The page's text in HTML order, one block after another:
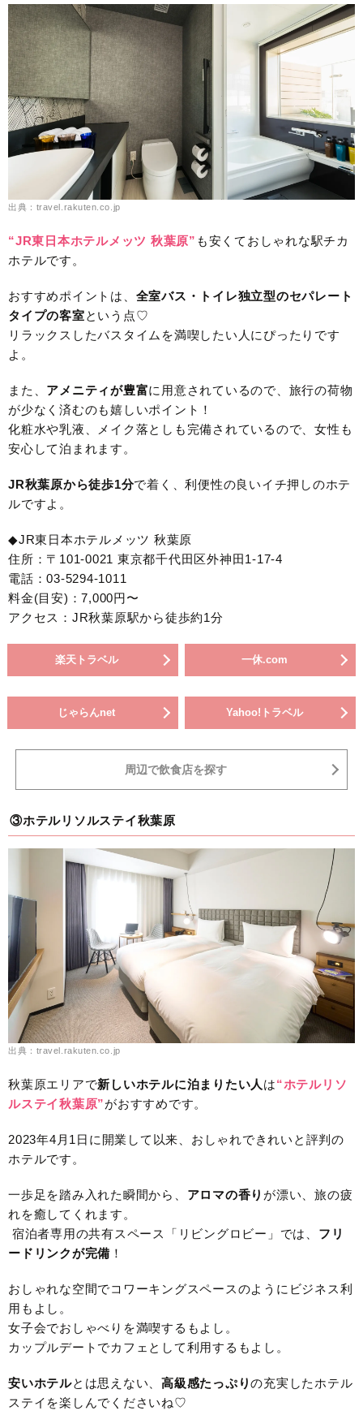
出典：travel.rakuten.co.jp
“JR東日本ホテルメッツ 秋葉原” も安くておしゃれな駅チカ
ホテルです。
おすすめポイントは、 全室バス・トイレ独立型のセパレート
タイプの客室という点♡
リラックスしたバスタイムを満喫したい人にぴったりです
よ。
また、 アメニティが豊富に用意されているので、旅行の荷物
が少なく済むのも嬉しいポイント！
化粧水や乳液、メイク落としも完備されているので、女性も
安心して泊まれます。
JR秋葉原から徒歩1分で着く、利便性の良いイチ押しのホテ
ルですよ。
◆JR東日本ホテルメッツ 秋葉原
住所：〒101-0021 東京都千代田区外神田1-17-4
電話：03-5294-1011
料金(目安)：7,000円〜
アクセス：JR秋葉原駅から徒歩約1分
楽天トラベル 一休.com
じゃらんnet Yahoo!トラベル
周辺で飲食店を探す
③ホテルリソルステイ秋葉原
出典：travel.rakuten.co.jp
秋葉原エリアで新しいホテルに泊まりたい人 は“ホテルリソ
ルステイ秋葉原”がおすすめです。
2023年4月1日に開業して以来、おしゃれできれいと評判の
ホテルです。
一歩足を踏み入れた瞬間から、 アロマの香り が漂い、旅の疲
れを癒してくれます。
宿泊者専用の共有スペース「リビングロビー」では、 フリ
ードリンクが完備 ！
おしゃれな空間でコワーキングスペースのようにビジネス利
用もよし。
女子会でおしゃべりを満喫するもよし。
カップルデートでカフェとして利用するもよし。
安いホテルとは思えない、 高級感たっぷりの充実したホテル
ステイを楽しんでくださいね♡